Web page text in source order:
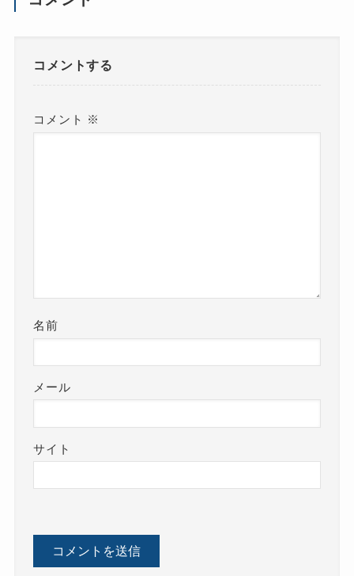
コメントする
コメント ※
名前
メール
サイト